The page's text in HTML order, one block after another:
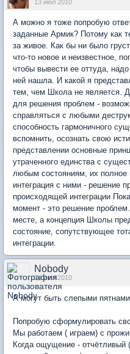
13 июл 2010
А можно я тоже попробую
заданные Армик? Потому как
за живое. Как бы ни было
что-то новое и неизвестное,
чтобы вывести ее оттуда,
ней нашла. И какой я
тем, чем Школа не является.
для решения проблем -
справляться с любыми
способность гармоничного
вспомнить, осознать свою
представлении основные
утраченного единства с
любым состояниям, их полное
интеграция с ними - решение
происходящей интеграции
момент - это решение
месте, а концепция Школы
состояние, сопутствующее
интеграции.
Nobody
14 июл 2010
А могут быть слепыми пятнами
Попробую сформулировать
Мы работаем ( играем) с
Когда ощущение - отчётливый